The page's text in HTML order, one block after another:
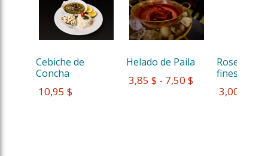
Cebiche de
Concha
10,95 $
Helado de Paila
3,85 $ - 7,50 $
Rosero
fines de s...
3,00 $